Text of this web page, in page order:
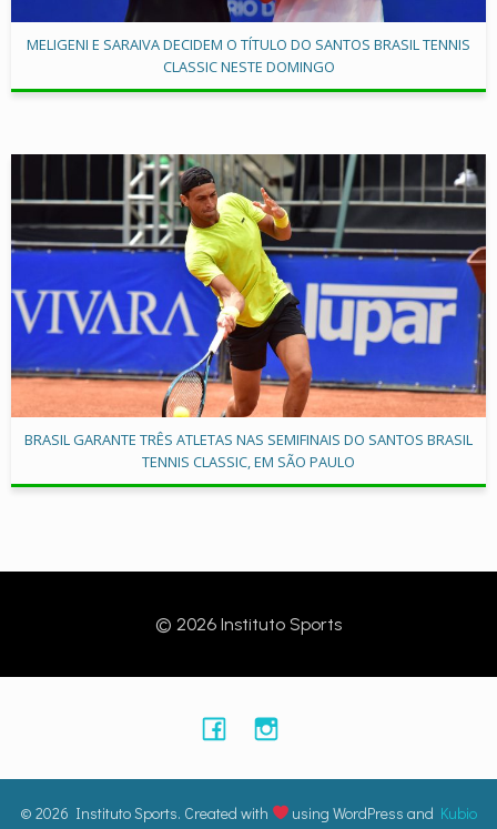
MELIGENI E SARAIVA DECIDEM O TÍTULO DO SANTOS BRASIL TENNIS
CLASSIC NESTE DOMINGO
BRASIL GARANTE TRÊS ATLETAS NAS SEMIFINAIS DO SANTOS BRASIL
TENNIS CLASSIC, EM SÃO PAULO
© 2026 Instituto Sports
© 2026 Instituto Sports. Created with using WordPress and Kubio